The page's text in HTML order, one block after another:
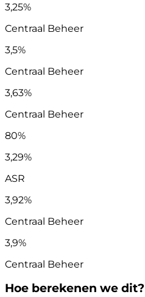
3,25%
Centraal Beheer
3,5%
Centraal Beheer
3,63%
Centraal Beheer
80%
3,29%
ASR
3,92%
Centraal Beheer
3,9%
Centraal Beheer
Hoe berekenen we dit?